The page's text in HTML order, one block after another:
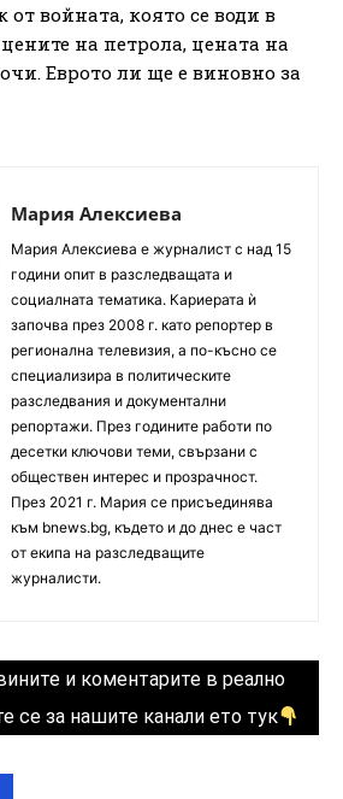
войната, която се води в
на петрола, цената на
Еврото ли ще е виновно за
Мария Алексиева
Мария Алексиева е журналист с над 15
години опит в разследващата и
социалната тематика. Кариерата ѝ
започва през 2008 г. като репортер в
регионална телевизия, а по-късно се
специализира в политическите
разследвания и документални
репортажи. През годините работи по
десетки ключови теми, свързани с
обществен интерес и прозрачност.
През 2021 г. Мария се присъединява
към bnews.bg, където и до днес е част
от екипа на разследващите
журналисти.
и коментарите в реално
се за нашите канали ето тук